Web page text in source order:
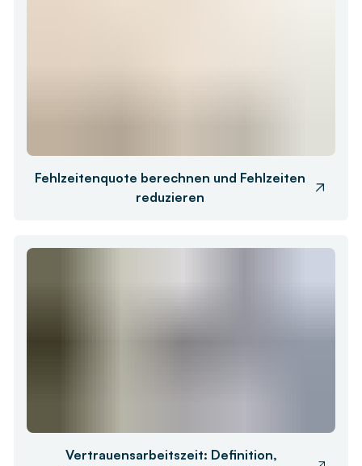
Fehlzeitenquote berechnen und Fehlzeiten
reduzieren
Vertrauensarbeitszeit: Definition,